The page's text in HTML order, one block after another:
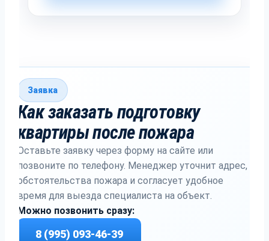
Заявка
Как заказать подготовку
квартиры после пожара
Оставьте заявку через форму на сайте или
позвоните по телефону. Менеджер уточнит адрес,
обстоятельства пожара и согласует удобное
время для выезда специалиста на объект.
Можно позвонить сразу:
8 (995) 093-46-39